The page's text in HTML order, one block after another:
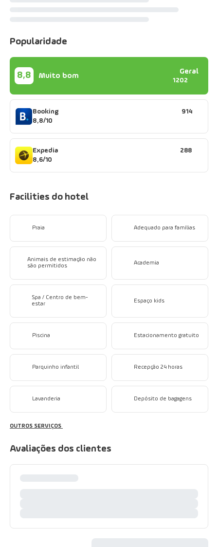
Popularidade
8,8 Muito bom
Geral
1202
Booking
8,8/10
914
Expedia
8,6/10
288
Facilities do hotel
Praia Adequado para famílias
Animais de estimação não
são permitidos
Academia
Spa / Centro de bem-
estar
Espaço kids
Piscina Estacionamento gratuito
Parquinho infantil Recepção 24 horas
Lavanderia Depósito de bagagens
OUTROS SERVIÇOS
Avaliações dos clientes